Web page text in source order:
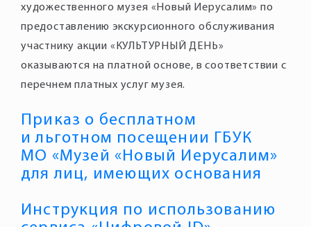
художественного музея «Новый Иерусалим» по
предоставлению экскурсионного обслуживания
участнику акции «КУЛЬТУРНЫЙ ДЕНЬ»
оказываются на платной основе, в соответствии с
перечнем платных услуг музея.
Приказ о бесплатном
и льготном посещении ГБУК
МО «Музей «Новый Иерусалим»
для лиц, имеющих основания
Инструкция по использованию